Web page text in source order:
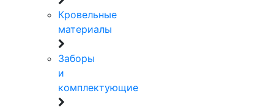
Кровельные
материалы
Заборы
и
комплектующие